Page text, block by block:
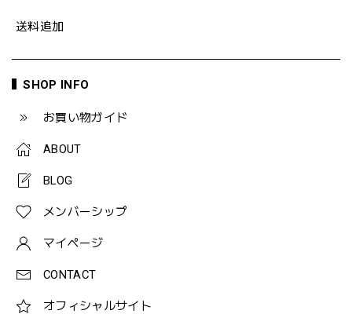
送料追加
SHOP INFO
お買い物ガイド
ABOUT
BLOG
メンバーシップ
マイページ
CONTACT
オフィシャルサイト